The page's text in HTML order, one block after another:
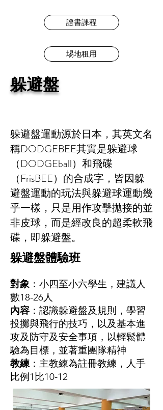
證書課程
埸地租用
躲避盤
躲避盤運動源於日本，其英文名
稱DODGEBEE其實是躲避球
（DODGEball）和飛碟
（FrisBEE）的合成字，皆因躲
避盤運動的玩法與躲避球運動幾
乎一樣，只是用作攻擊拋接的並
非皮球，而是經改良的超柔軟飛
碟，即躲避盤。
躲避盤體驗班
對象 ：小四至小六學生，建議人
數18-26人
內容 ：認識躲避盤及規則，學習
投擲與飛行的技巧，以及基本進
攻及防守及安全事項，以輕鬆體
驗為目標，並著重團隊精神
教練：主教練為註冊教練，人手
比例1比10-12